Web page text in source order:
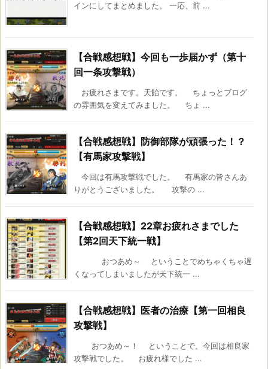
インにしてまとめました。 一応、前 ...
【合戦感想戦】今回も一歩届かず（第十
回一条攻撃戦）
お疲れさまです。天飴です。 ちょっとブログ
の雰囲気を変えてみました。 ちょ ...
【合戦感想戦】防御部隊が頑張った！？
【有馬家攻撃戦】
今回は有馬攻撃戦でした。 有馬家の皆さんあ
りがとうございました。 攻撃の ...
【合戦感想戦】22章お疲れさまでした
【第2回天下統一戦】
おつあめ～ ということでめちゃくちゃ遅
くなってしまいましたが天下統一 ...
【合戦感想戦】医者の治療【第一回相良
攻撃戦】
おつあめ～！ ということで、今回は相良家
攻撃戦でした。 お疲れ様でした ...